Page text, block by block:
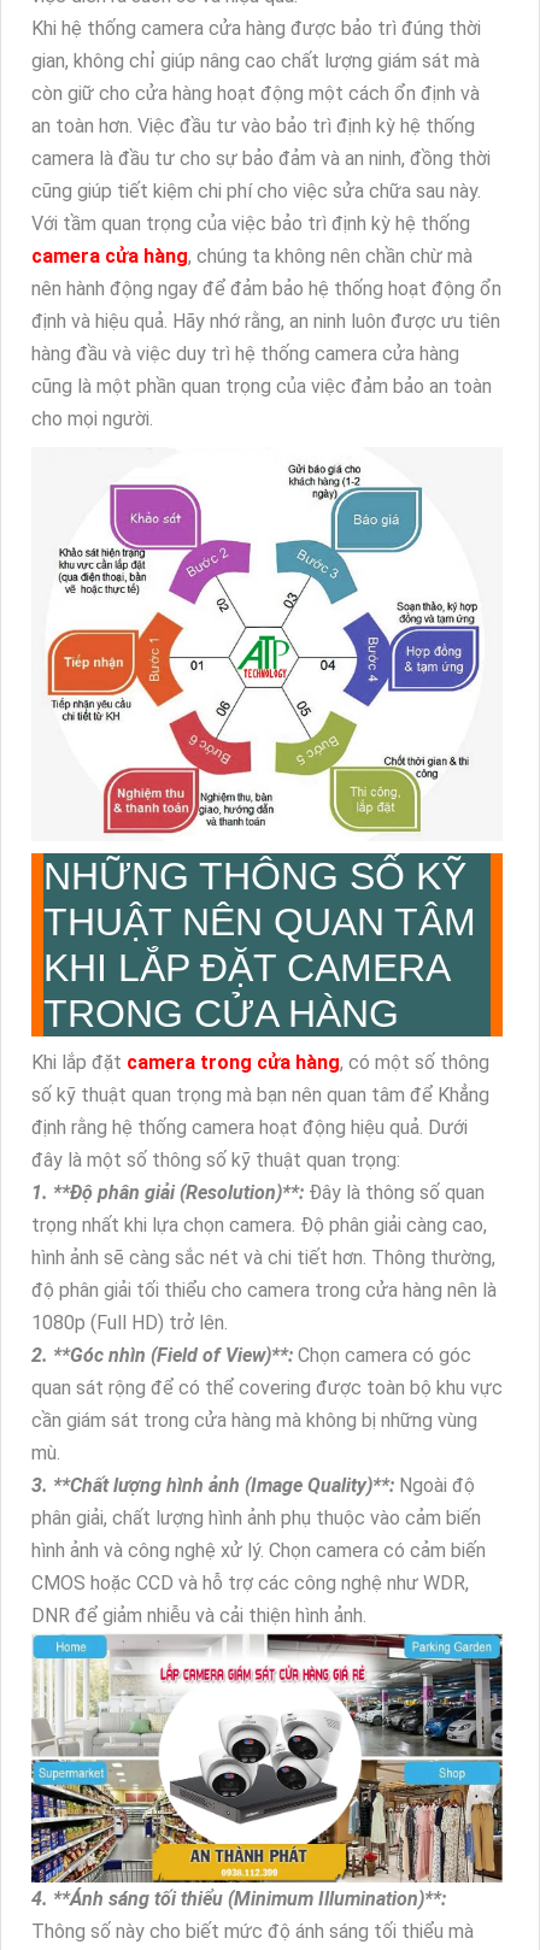
Khi hệ thống camera cửa hàng được bảo trì đúng thời
gian, không chỉ giúp nâng cao chất lượng giám sát mà
còn giữ cho cửa hàng hoạt động một cách ổn định và
an toàn hơn. Việc đầu tư vào bảo trì định kỳ hệ thống
camera là đầu tư cho sự bảo đảm và an ninh, đồng thời
cũng giúp tiết kiệm chi phí cho việc sửa chữa sau này.
Với tầm quan trọng của việc bảo trì định kỳ hệ thống
camera cửa hàng, chúng ta không nên chần chừ mà
nên hành động ngay để đảm bảo hệ thống hoạt động ổn
định và hiệu quả. Hãy nhớ rằng, an ninh luôn được ưu tiên
hàng đầu và việc duy trì hệ thống camera cửa hàng
cũng là một phần quan trọng của việc đảm bảo an toàn
cho mọi người.
NHỮNG THÔNG SỐ KỸ
THUẬT NÊN QUAN TÂM
KHI LẮP ĐẶT CAMERA
TRONG CỬA HÀNG
Khi lắp đặt camera trong cửa hàng, có một số thông
số kỹ thuật quan trọng mà bạn nên quan tâm để Khẳng
định rằng hệ thống camera hoạt động hiệu quả. Dưới
đây là một số thông số kỹ thuật quan trọng:
1. **Độ phân giải (Resolution)**: Đây là thông số quan
trọng nhất khi lựa chọn camera. Độ phân giải càng cao,
hình ảnh sẽ càng sắc nét và chi tiết hơn. Thông thường,
độ phân giải tối thiểu cho camera trong cửa hàng nên là
1080p (Full HD) trở lên.
2. **Góc nhìn (Field of View)**: Chọn camera có góc
quan sát rộng để có thể covering được toàn bộ khu vực
cần giám sát trong cửa hàng mà không bị những vùng
mù.
3. **Chất lượng hình ảnh (Image Quality)**: Ngoài độ
phân giải, chất lượng hình ảnh phụ thuộc vào cảm biến
hình ảnh và công nghệ xử lý. Chọn camera có cảm biến
CMOS hoặc CCD và hỗ trợ các công nghệ như WDR,
DNR để giảm nhiễu và cải thiện hình ảnh.
4. **Ánh sáng tối thiểu (Minimum Illumination)**:
Thông số này cho biết mức độ ánh sáng tối thiểu mà